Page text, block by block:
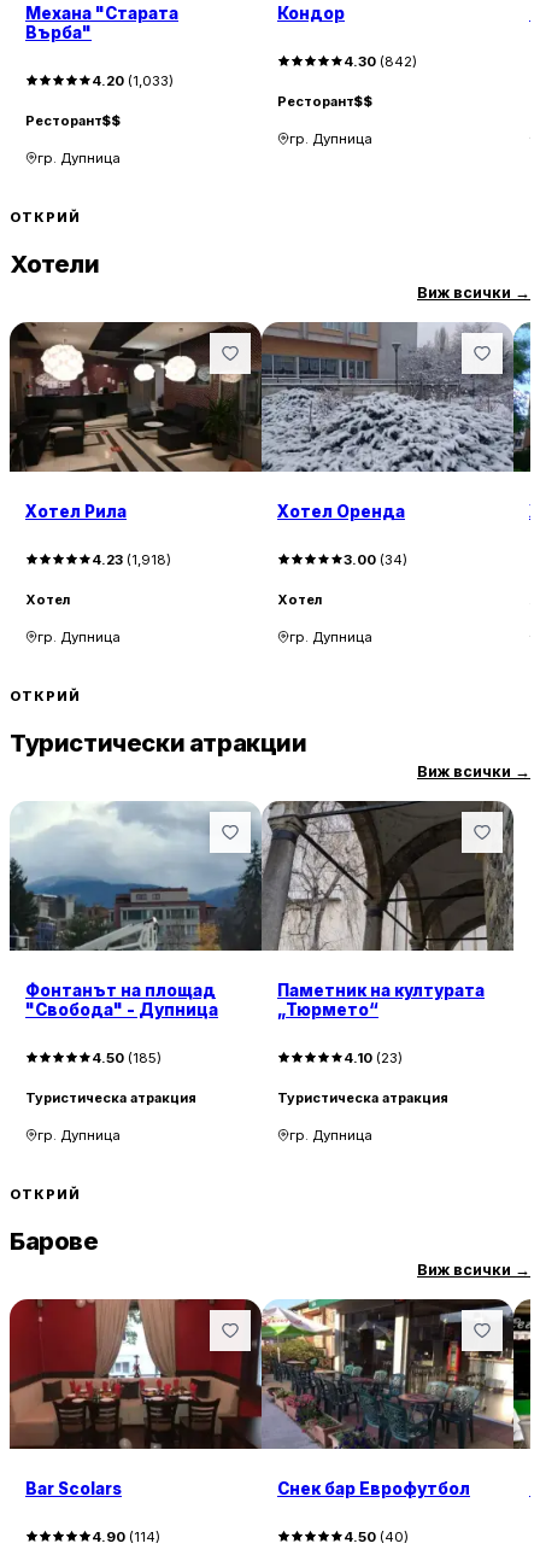
Механа "Старата
Върба"
4.20 (1,033)
Ресторант$$
гр. Дупница
Кондор
4.30 (842)
Ресторант$$
гр. Дупница
ОТКРИЙ
Хотели
Виж всички →
Хотел Рила
4.23 (1,918)
Хотел
гр. Дупница
Хотел Оренда
3.00 (34)
Хотел
гр. Дупница
ОТКРИЙ
Туристически атракции
Виж всички →
Фонтанът на площад
"Свобода" - Дупница
4.50 (185)
Туристическа атракция
гр. Дупница
Паметник на културата
„Тюрмето“
4.10 (23)
Туристическа атракция
гр. Дупница
ОТКРИЙ
Барове
Виж всички →
Bar Scolars
4.90 (114)
Снек бар Еврофутбол
4.50 (40)